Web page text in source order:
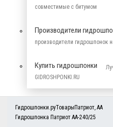
совместимые с битумом
Производители
производители гидрошпонок
Купить гидрошпонки
GIDROSHPONKI.RU
Гидрошпонки.руТовары Патриот, АА
Гидрошпонка Патриот АА-240/25